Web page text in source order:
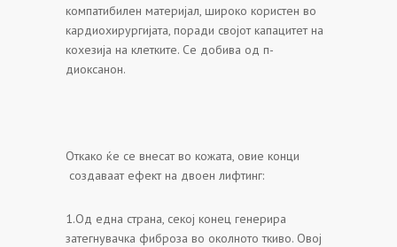
компатибилен материјал, широко користен во
кардиохирургијата, поради својот капацитет на
кохезија на клетките. Се добива од п-
диоксанон.
Откако ќе се внесат во кожата, овие конци
создаваат ефект на двоен лифтинг:
1.Од една страна, секој конец генерира
затегнувачка фиброза во околното ткиво. Овој